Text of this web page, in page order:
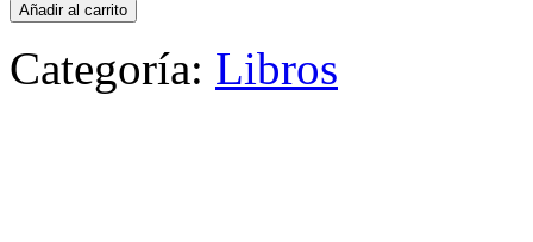
Añadir al carrito
Categoría: Libros